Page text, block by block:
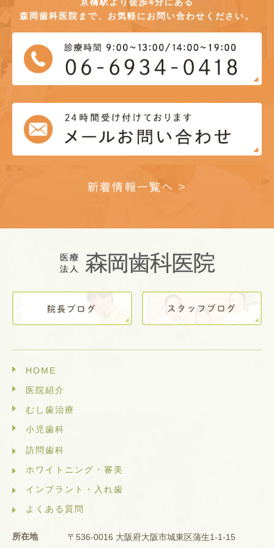
森岡歯科医院まで、お気軽にお問い合わせください。
新着情報一覧へ >
HOME
医院紹介
むし歯治療
小児歯科
訪問歯科
ホワイトニング・審美
インプラント・入れ歯
よくある質問
所在地 〒536-0016 大阪府大阪市城東区蒲生1-1-15